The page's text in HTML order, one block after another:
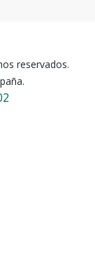
reservados.